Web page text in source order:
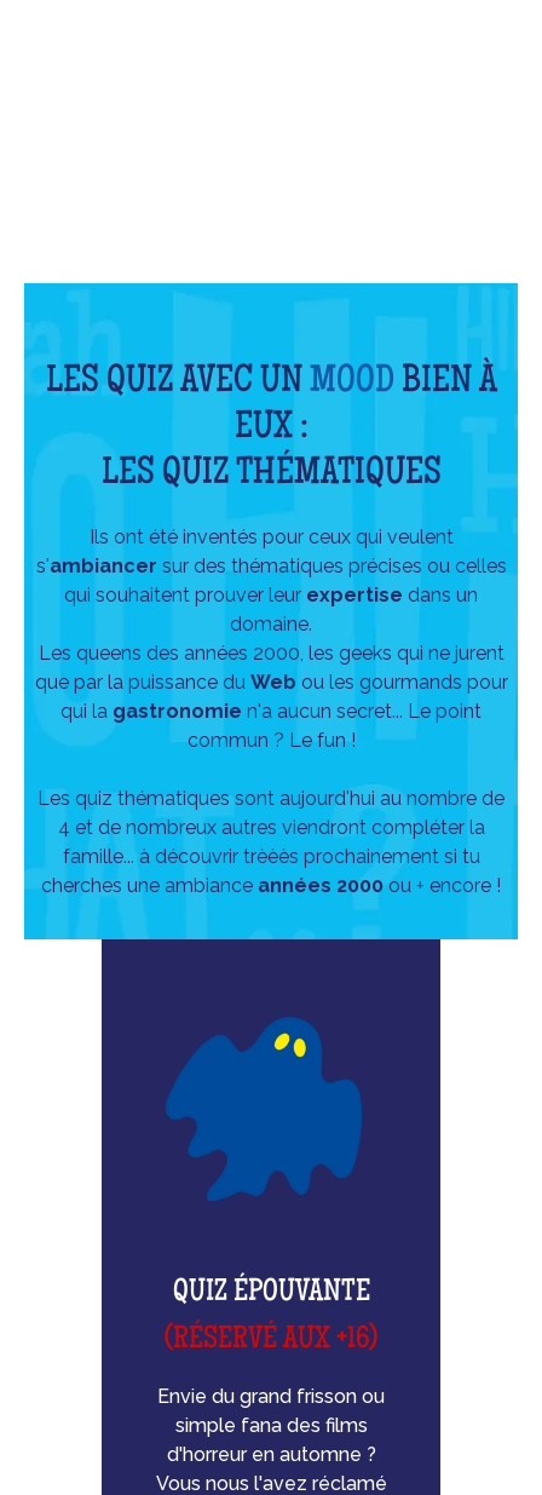
LES QUIZ AVEC UN MOOD BIEN À
EUX :
LES QUIZ THÉMATIQUES
Ils ont été inventés pour ceux qui veulent
s'ambiancer sur des thématiques précises ou celles
qui souhaitent prouver leur expertise dans un
domaine.
Les queens des années 2000, les geeks qui ne jurent
que par la puissance du Web ou les gourmands pour
qui la gastronomie n'a aucun secret... Le point
commun ? Le fun !
Les quiz thématiques sont aujourd'hui au nombre de
4 et de nombreux autres viendront compléter la
famille... à découvrir trèèès prochainement si tu
cherches une ambiance années 2000ou + encore !
QUIZ ÉPOUVANTE
(RÉSERVÉ AUX +16)
Envie du grand frisson ou
simple fana des films
d'horreur en automne ?
Vous nous l'avez réclamé